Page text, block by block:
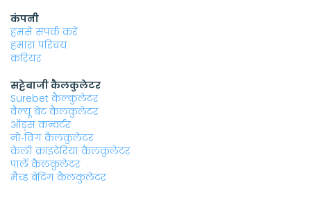
कंपनी
हमसे संपर्क करें
हमारा परिचय
करियर
सट्टेबाजी कैलकुलेटर
Surebet कैल्कुलेटर
वैल्यू बेट कैलकुलेटर
ऑड्स कन्वर्टर
नो‑विग कैलकुलेटर
केली क्राइटेरिया कैलकुलेटर
पार्ले कैलकुलेटर
मैच्ड बेटिंग कैलकुलेटर